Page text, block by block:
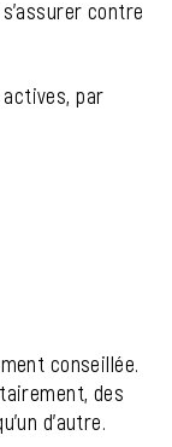
contre
par
conseillée.
des
d'autre.